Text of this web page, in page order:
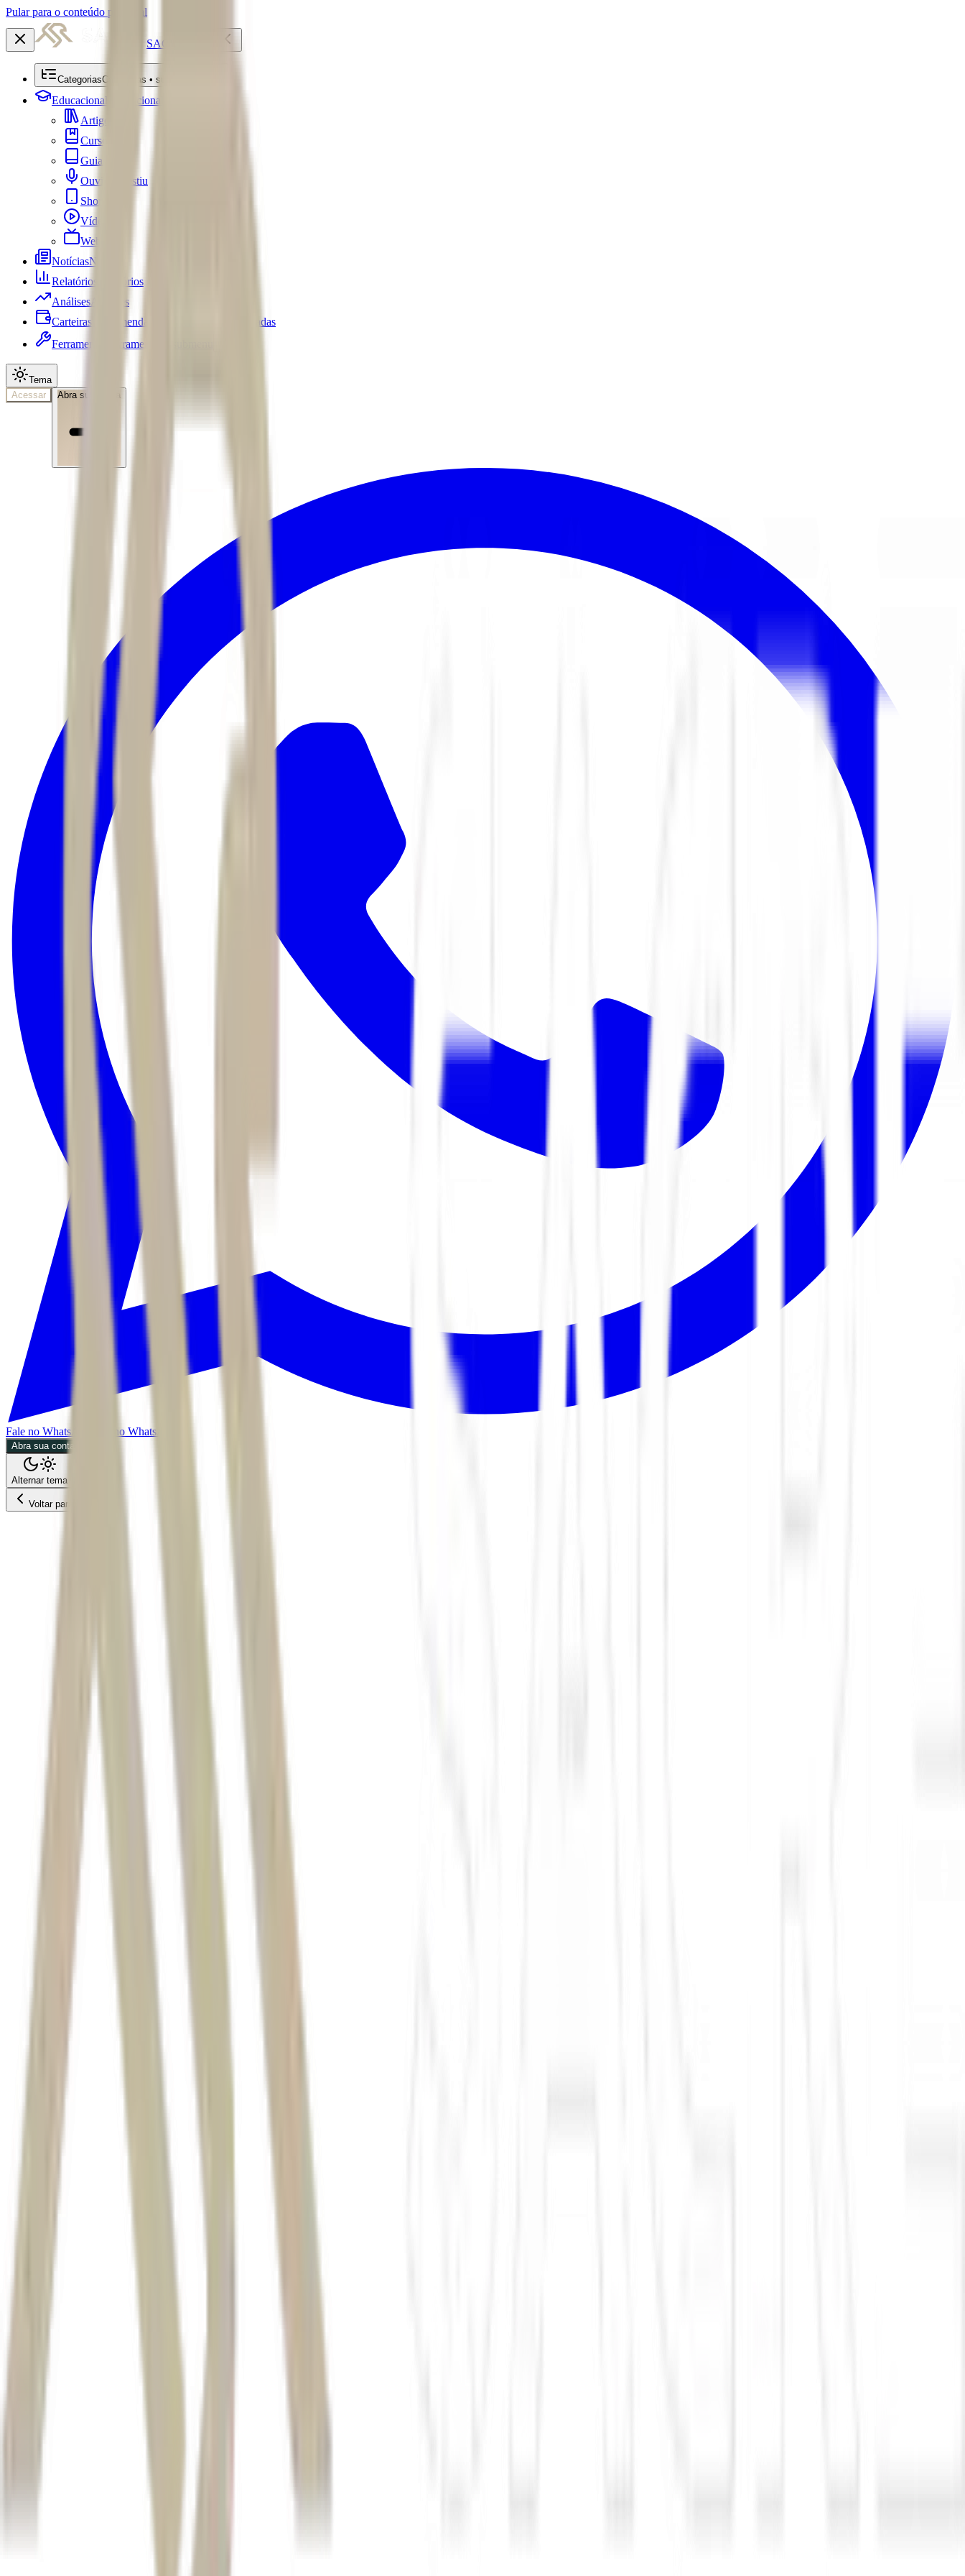
Pular para o conteúdo principal
SACRE
CategoriasCategorias • submenu
Educacional
Educacional
Artigos
Cursos
Guias
Ouviu Investiu
Shorts
Vídeos
Webséries
NotíciasNotícias
Relatórios
Relatórios
Análises Análises
Carteiras Recomendadas
Carteiras Recomendadas
Ferramentas
Ferramentas • submenu
Tema
Acessar
Abra sua conta
Fale no WhatsApp Fale no WhatsApp
Abra sua conta
Alternar tema
Voltar para o Feed